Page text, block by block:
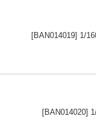
[BAN014019] 1/
[BAN014020]